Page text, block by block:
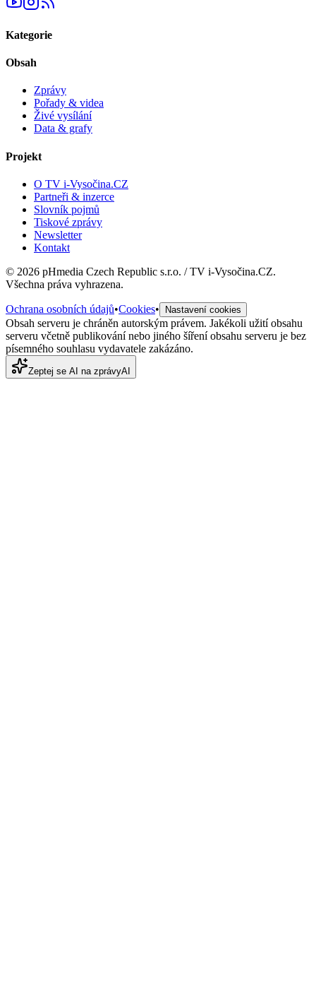
Kategorie
Obsah
Zprávy
Pořady & videa
Živé vysílání
Data & grafy
Projekt
O TV i-Vysočina.CZ
Partneři & inzerce
Slovník pojmů
Tiskové zprávy
Newsletter
Kontakt
© 2026 pHmedia Czech Republic s.r.o. / TV i-Vysočina.CZ.
Všechna práva vyhrazena.
Ochrana osobních údajů•Cookies• Nastavení cookies
Obsah serveru je chráněn autorským právem. Jakékoli užití obsahu
serveru včetně publikování nebo jiného šíření obsahu serveru je bez
písemného souhlasu vydavatele zakázáno.
Zeptej se AI na zprávyAI